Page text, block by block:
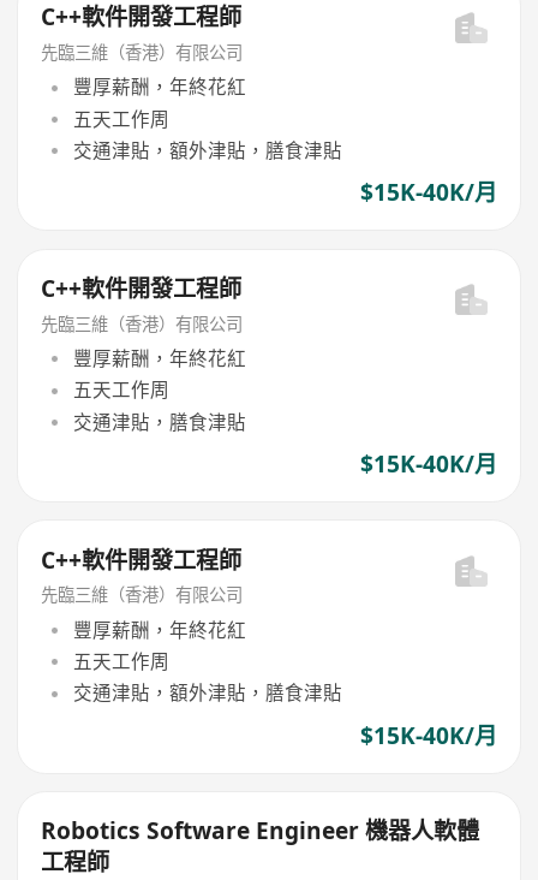
C++軟件開發工程師
先臨三維（香港）有限公司
豐厚薪酬，年終花紅
五天工作周
交通津貼，額外津貼，膳食津貼
$15K-40K/月
C++軟件開發工程師
先臨三維（香港）有限公司
豐厚薪酬，年終花紅
五天工作周
交通津貼，膳食津貼
$15K-40K/月
C++軟件開發工程師
先臨三維（香港）有限公司
豐厚薪酬，年終花紅
五天工作周
交通津貼，額外津貼，膳食津貼
$15K-40K/月
Robotics Software Engineer 機器人軟體
工程師